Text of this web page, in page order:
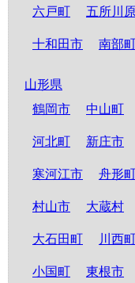
六戸町 五所川
十和田市 南部
山形県
鶴岡市
中山町
河北町 新庄市
寒河江市 舟形
村山市 大蔵村
大石田町 川西
小国町 東根市